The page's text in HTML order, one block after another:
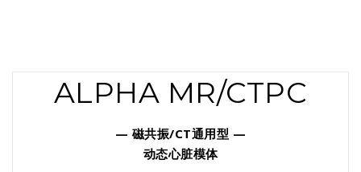
ALPHA MR/CTPC
— 磁共振/CT通用型 —
动态心脏模体